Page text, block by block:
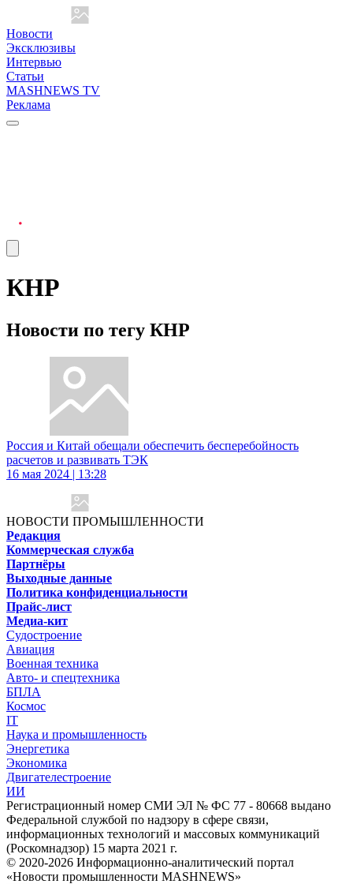
Новости
Эксклюзивы
Интервью
Статьи
MASHNEWS TV
Реклама
КНР
Новости по тегу КНР
Россия и Китай обещали обеспечить бесперебойность
расчетов и развивать ТЭК
16 мая 2024 | 13:28
НОВОСТИ ПРОМЫШЛЕННОСТИ
Редакция
Коммерческая служба
Партнёры
Выходные данные
Политика конфиденциальности
Прайс-лист
Медиа-кит
Судостроение
Авиация
Военная техника
Авто- и спецтехника
БПЛА
Космос
IT
Наука и промышленность
Энергетика
Экономика
Двигателестроение
ИИ
Регистрационный номер СМИ ЭЛ № ФС 77 - 80668 выдано
Федеральной службой по надзору в сфере связи,
информационных технологий и массовых коммуникаций
(Роскомнадзор) 15 марта 2021 г.
© 2020-2026 Информационно-аналитический портал
«Новости промышленности MASHNEWS»